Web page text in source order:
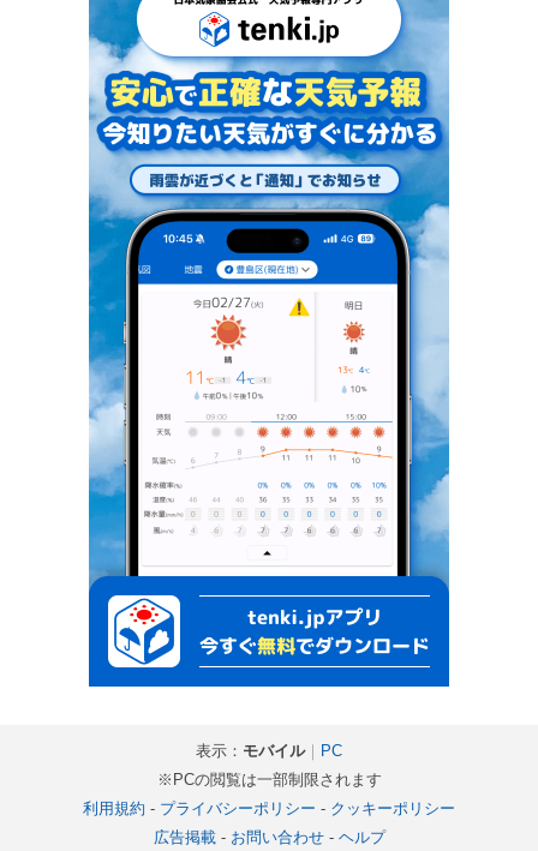
表示： モバイル｜ PC
※PCの閲覧は一部制限されます
利用規約 - プライバシーポリシー - クッキーポリシー
広告掲載- お問い合わせ- ヘルプ